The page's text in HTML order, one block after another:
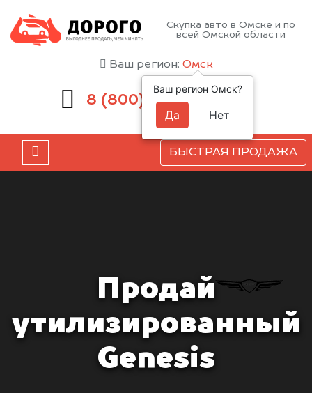
Скупка авто в Омске и по
всей Омской области
Ваш регион: Омск
8 (800) 551-81-15
БЫСТРАЯ ПРОДАЖА
Продай
утилизированный
Genesis
Ваш регион Омск?
Да Нет